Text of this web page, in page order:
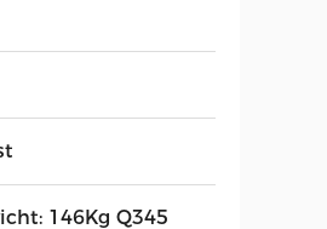
146Kg Q345